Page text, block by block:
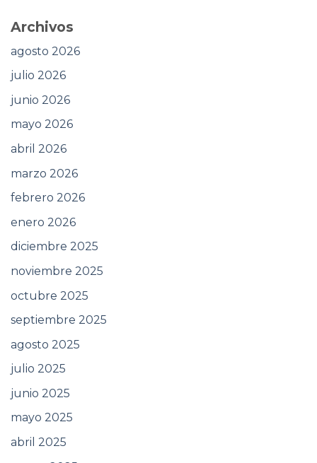
Archivos
agosto 2026
julio 2026
junio 2026
mayo 2026
abril 2026
marzo 2026
febrero 2026
enero 2026
diciembre 2025
noviembre 2025
octubre 2025
septiembre 2025
agosto 2025
julio 2025
junio 2025
mayo 2025
abril 2025